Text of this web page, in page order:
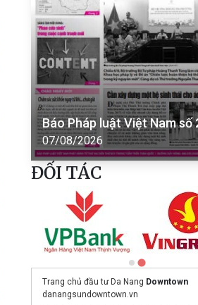
Báo Pháp luật Việt Nam số
07/08/2026
ĐỐI TÁC
Trang chủ đầu tư Da Nang Downtown
danangsundowntown.vn